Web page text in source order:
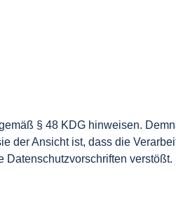
§ 48 KDG hinweisen.
Ansicht ist, dass die